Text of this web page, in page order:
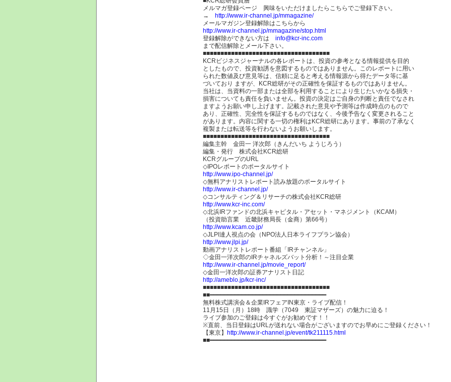
メルマガ登録ページ 興味をいただけましたらこちらでご登録下さい。
→ http://www.ir-channel.jp/mmagazine/
メールマガジン登録解除はこちらから
http://www.ir-channel.jp/mmagazine/stop.html
登録解除ができない方は info@kcr-inc.com
まで配信解除とメール下さい。
■■■■■■■■■■■■■■■■■■■■■■■■■■■■■■■■■■■■
KCRビジネスジャーナルの各レポートは、投資の参考となる情報提供を目的
としたもので、投資勧誘を意図するものではありません。このレポートに用い
られた数値及び意見等は、信頼に足ると考える情報源から得たデータ等に基
づいており ますが、KCR総研がその正確性を保証するものではありません。
当社は、当資料の一部または全部を利用することにより生じたいかなる損失・
損害についても責任を負いません。投資の決定はご自身の判断と責任でなされ
ますようお願い申し上げます。記載された意見や予測等は作成時点のもので
あり、正確性、完全性を保証するものではなく、今後予告なく変更されること
があります。内容に関する一切の権利はKCR総研にあります。事前の了承なく
複製または転送等を行わないようお願いします。
■■■■■■■■■■■■■■■■■■■■■■■■■■■■■■■■■■■■
編集主幹 金田一 洋次郎（きんだいち ようじろう）
編集・発行 株式会社KCR総研
KCRグループのURL
◇IPOレポートのポータルサイト
http://www.ipo-channel.jp/
◇無料アナリストレポート読み放題のポータルサイト
http://www.ir-channel.jp/
◇コンサルティング＆リサーチの株式会社KCR総研
http://www.kcr-inc.com/
◇北浜IRファンドの北浜キャピタル・アセット・マネジメント（KCAM）
（投資助言業 近畿財務局長（金商）第66号）
http://www.kcam.co.jp/
◇JLPI達人視点の会（NPO法人日本ライフプラン協会）
http://www.jlpi.jp/
動画アナリストレポート番組「IRチャンネル」
◇金田一洋次郎のIRチャネルズバット分析！～注目企業
http://www.ir-channel.jp/movie_report/
◇金田一洋次郎の証券アナリスト日記
http://ameblo.jp/kcr-inc/
■■■■■■■■■■■■■■■■■■■■■■■■■■■■■■■■■■■■
■■━━━━━━━━━━━━━━━━━━━━━━━━━━━━━━━━━
無料株式講演会＆企業IRフェアIN東京・ライブ配信！
11月15日（月）18時 識学（7049 東証マザーズ）の魅力に迫る！
ライブ参加のご登録は今すぐがお勧めです！！
※直前、当日登録はURLが送れない場合がございますのでお早めにご登録ください！
【東京】 http://www.ir-channel.jp/event/tk211115.html
■■━━━━━━━━━━━━━━━━━━━━━━━━━━━━━━━━━